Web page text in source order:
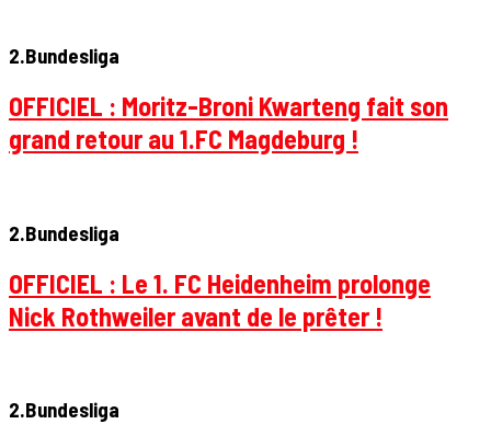
2.Bundesliga
OFFICIEL : Moritz-Broni Kwarteng fait son
grand retour au 1.FC Magdeburg !
2.Bundesliga
OFFICIEL : Le 1. FC Heidenheim prolonge
Nick Rothweiler avant de le prêter !
2.Bundesliga